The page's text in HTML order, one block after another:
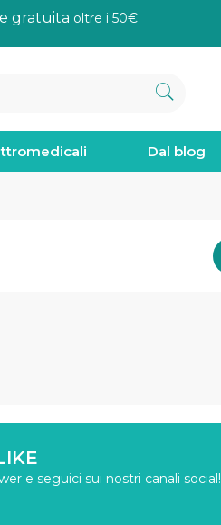
gratuita oltre i 50€
Dal blog
e seguici sui nostri canali social!